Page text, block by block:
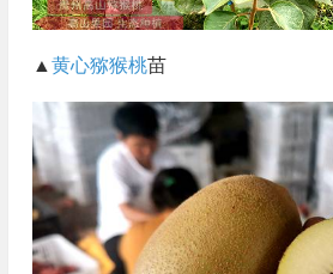
▲ 黄心猕猴桃苗